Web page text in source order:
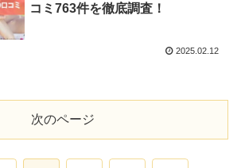
コミ763件を徹底調査！
2025.02.12
次のページ